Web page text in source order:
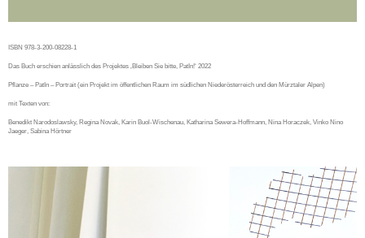
ISBN 978-3-200-08228-1
Das Buch erschien anlässlich des Projektes ‚Bleiben Sie bitte, PatIn!‘ 2022
Pflanze – PatIn – Portrait (ein Projekt im öffentlichen Raum im südlichen Niederösterreich und den Mürztaler Alpen)
mit Texten von:
Benedikt Narodoslawsky, Regina Novak, Karin Buol-Wischenau, Katharina Sewera-Hoffmann, Nina Horaczek, Vinko Nino
Jaeger, Sabina Hörtner